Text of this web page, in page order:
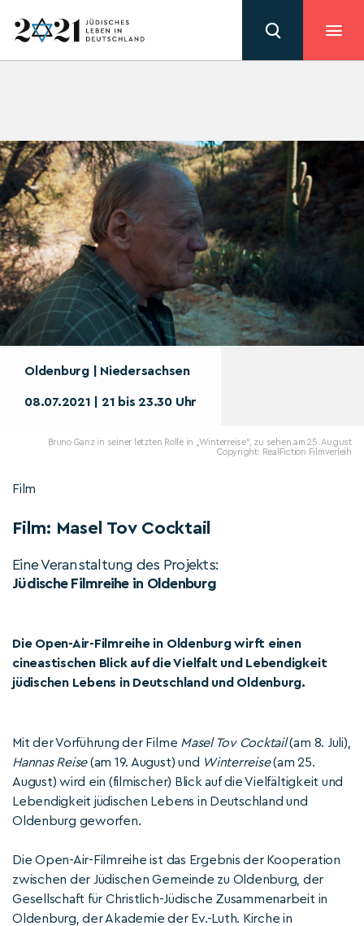
Oldenburg | Niedersachsen
08.07.2021 | 21 bis 23.30 Uhr
Bruno Ganz in seiner letzten Rolle in „Winterreise“, zu sehen am 25. August
Copyright: RealFiction Filmverleih
Film
Film: Masel Tov Cocktail
Eine Veranstaltung des Projekts:
Jüdische Filmreihe in Oldenburg
Die Open-Air-Filmreihe in Oldenburg wirft einen
cineastischen Blick auf die Vielfalt und Lebendigkeit
jüdischen Lebens in Deutschland und Oldenburg.
Mit der Vorführung der Filme Masel Tov Cocktail(am 8. Juli),
Hannas Reise(am 19. August) und Winterreise(am 25.
August) wird ein (filmischer) Blick auf die Vielfältigkeit und
Lebendigkeit jüdischen Lebens in Deutschland und
Oldenburg geworfen.
Die Open-Air-Filmreihe ist das Ergebnis der Kooperation
zwischen der Jüdischen Gemeinde zu Oldenburg, der
Gesellschaft für Christlich-Jüdische Zusammenarbeit in
Oldenburg, der Akademie der Ev.-Luth. Kirche in